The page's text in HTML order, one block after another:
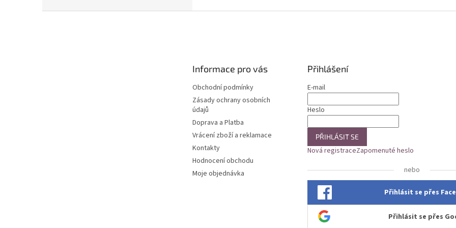
Informace pro vás
Obchodní podmínky
Zásady ochrany osobních
údajů
Doprava a Platba
Vrácení zboží a reklamace
Kontakty
Hodnocení obchodu
Moje objednávka
Přihlášení
E-mail
Heslo
PŘIHLÁSIT SE
Nová registraceZapomenuté heslo
nebo
Přihlásit se přes
Přihlásit se přes